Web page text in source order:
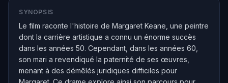
SYNOPSIS
Le film raconte l'histoire de Margaret Keane, une peintre
dont la carrière artistique a connu un énorme succès
dans les années 50. Cependant, dans les années 60,
son mari a revendiqué la paternité de ses œuvres,
menant à des démêlés juridiques difficiles pour